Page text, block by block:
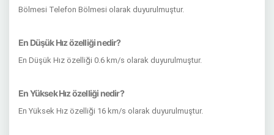
Bölmesi Telefon Bölmesi olarak duyurulmuştur.
En Düşük Hız özelliği nedir?
En Düşük Hız özelliği 0.6 km/s olarak duyurulmuştur.
En Yüksek Hız özelliği nedir?
En Yüksek Hız özelliği 16 km/s olarak duyurulmuştur.